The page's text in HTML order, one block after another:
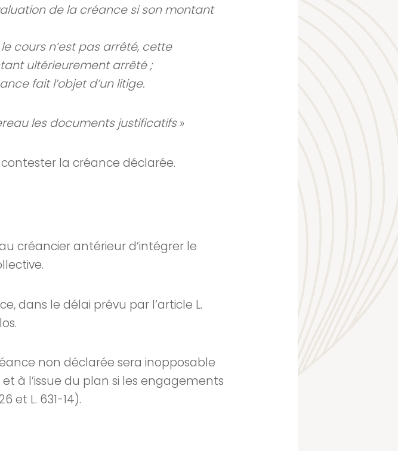
de la créance si son montant
cours n’est pas arrêté, cette
ultérieurement arrêté ;
fait l’objet d’un litige.
les documents justificatifs»
la créance déclarée.
créancier antérieur d’intégrer le
dans le délai prévu par l’article L.
non déclarée sera inopposable
à l’issue du plan si les engagements
et L. 631-14).